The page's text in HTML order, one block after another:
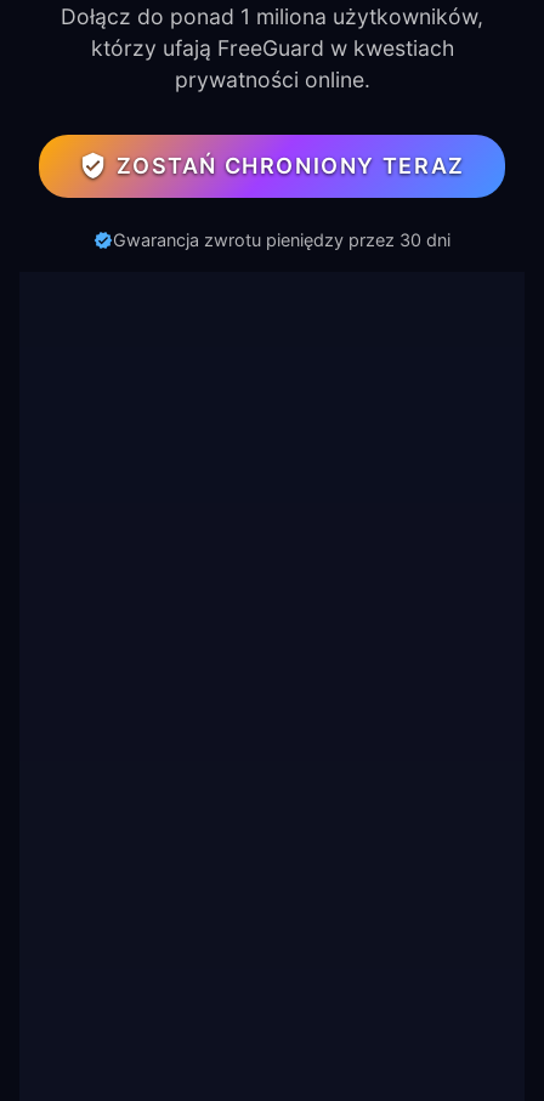
Dołącz do ponad 1 miliona użytkowników,
którzy ufają FreeGuard w kwestiach
prywatności online.
ZOSTAŃ CHRONIONY TERAZ
Gwarancja zwrotu pieniędzy przez 30 dni